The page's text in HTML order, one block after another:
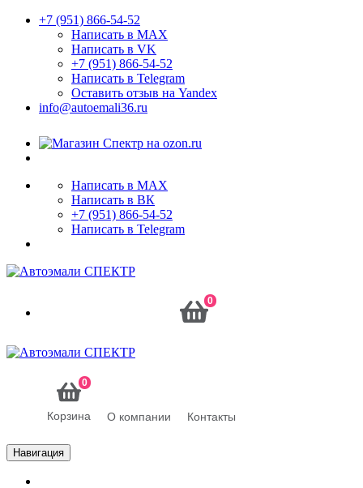
+7 (951) 866-54-52
Написать в MAX
Написать в VK
+7 (951) 866-54-52
Написать в Telegram
Оставить отзыв на Yandex
info@autoemali36.ru
Написать в MAX
Написать в ВК
+7 (951) 866-54-52
Написать в Telegram
0
0
Корзина О компании Контакты
Навигация